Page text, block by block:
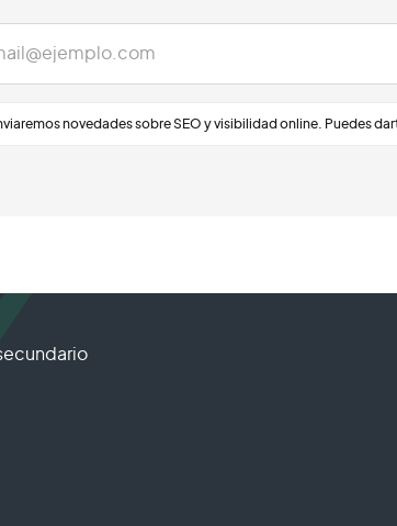
novedades sobre SEO y visibilidad online. Puedes